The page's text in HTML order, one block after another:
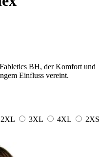
BH, der Komfort und
Einfluss vereint.
2XL 3XL 4XL
2XS